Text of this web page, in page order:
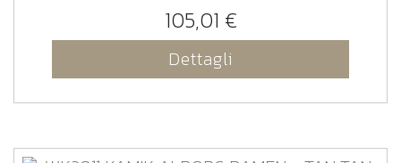
105,01 €
Dettagli